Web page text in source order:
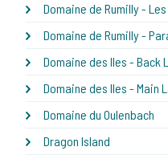
Domaine de Rumilly -
Domaine de Rumilly -
Domaine des Iles - Back
Domaine des Iles - Main
Domaine du Oulenbach
Dragon Island